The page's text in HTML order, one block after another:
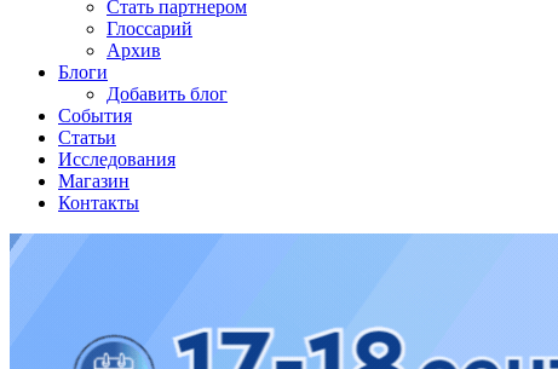
Стать партнером
Глоссарий
Архив
Блоги
Добавить блог
События
Статьи
Исследования
Магазин
Контакты